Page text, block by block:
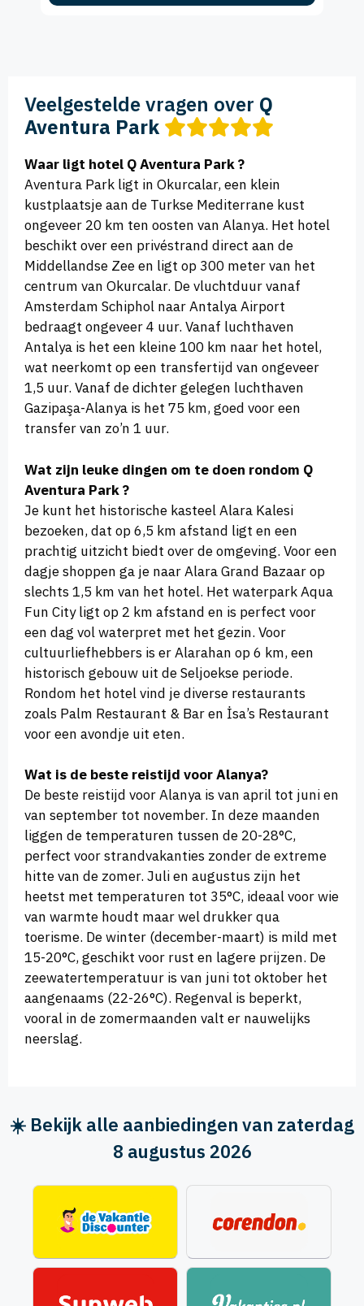
Veelgestelde vragen over Q
Aventura Park
Waar ligt hotel Q Aventura Park ?
Aventura Park ligt in Okurcalar, een klein
kustplaatsje aan de Turkse Mediterrane kust
ongeveer 20 km ten oosten van Alanya. Het hotel
beschikt over een privéstrand direct aan de
Middellandse Zee en ligt op 300 meter van het
centrum van Okurcalar. De vluchtduur vanaf
Amsterdam Schiphol naar Antalya Airport
bedraagt ongeveer 4 uur. Vanaf luchthaven
Antalya is het een kleine 100 km naar het hotel,
wat neerkomt op een transfertijd van ongeveer
1,5 uur. Vanaf de dichter gelegen luchthaven
Gazipaşa-Alanya is het 75 km, goed voor een
transfer van zo’n 1 uur.
Wat zijn leuke dingen om te doen rondom Q
Aventura Park ?
Je kunt het historische kasteel Alara Kalesi
bezoeken, dat op 6,5 km afstand ligt en een
prachtig uitzicht biedt over de omgeving. Voor een
dagje shoppen ga je naar Alara Grand Bazaar op
slechts 1,5 km van het hotel. Het waterpark Aqua
Fun City ligt op 2 km afstand en is perfect voor
een dag vol waterpret met het gezin. Voor
cultuurliefhebbers is er Alarahan op 6 km, een
historisch gebouw uit de Seljoekse periode.
Rondom het hotel vind je diverse restaurants
zoals Palm Restaurant & Bar en İsa’s Restaurant
voor een avondje uit eten.
Wat is de beste reistijd voor Alanya?
De beste reistijd voor Alanya is van april tot juni en
van september tot november. In deze maanden
liggen de temperaturen tussen de 20-28°C,
perfect voor strandvakanties zonder de extreme
hitte van de zomer. Juli en augustus zijn het
heetst met temperaturen tot 35°C, ideaal voor wie
van warmte houdt maar wel drukker qua
toerisme. De winter (december-maart) is mild met
15-20°C, geschikt voor rust en lagere prijzen. De
zeewatertemperatuur is van juni tot oktober het
aangenaams (22-26°C). Regenval is beperkt,
vooral in de zomermaanden valt er nauwelijks
neerslag.
☀️ Bekijk alle aanbiedingen van zaterdag
8 augustus 2026